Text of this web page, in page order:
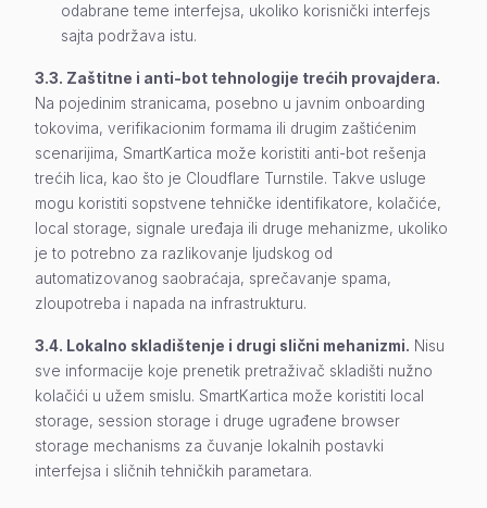
odabrane teme interfejsa, ukoliko korisnički interfejs
sajta podržava istu.
3.3. Zaštitne i anti-bot tehnologije trećih provajdera.
Na pojedinim stranicama, posebno u javnim onboarding
tokovima, verifikacionim formama ili drugim zaštićenim
scenarijima, SmartKartica može koristiti anti-bot rešenja
trećih lica, kao što je Cloudflare Turnstile. Takve usluge
mogu koristiti sopstvene tehničke identifikatore, kolačiće,
local storage, signale uređaja ili druge mehanizme, ukoliko
je to potrebno za razlikovanje ljudskog od
automatizovanog saobraćaja, sprečavanje spama,
zloupotreba i napada na infrastrukturu.
3.4. Lokalno skladištenje i drugi slični mehanizmi. Nisu
sve informacije koje prenetik pretraživač skladišti nužno
kolačići u užem smislu. SmartKartica može koristiti local
storage, session storage i druge ugrađene browser
storage mechanisms za čuvanje lokalnih postavki
interfejsa i sličnih tehničkih parametara.